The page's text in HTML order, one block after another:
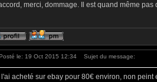
merci, dommage. Il est quand même
le: 19 Oct 2015 12:34 Sujet du message:
l'ai acheté sur ebay pour 80€ environ, non peint